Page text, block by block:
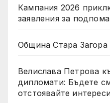
Кампания 2026
заявления за
Община Стара Загора
Велислава Петрова
дипломати: Бъдете
отстоявайте